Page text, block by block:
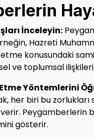
İnceleyin:
Hazreti
konusundaki
ve toplumsal
Yöntemlerini
her biri bu
Peygamberlerin
gösterir.